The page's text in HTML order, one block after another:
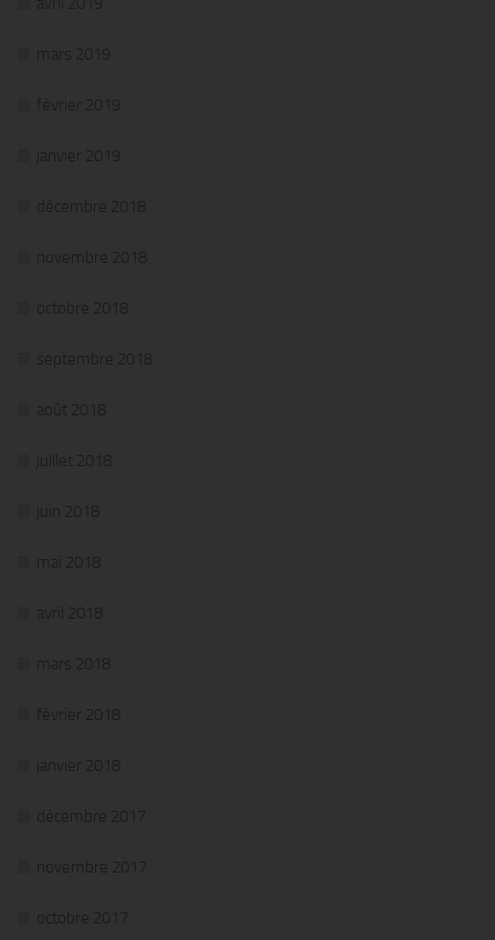
mars 2019
février 2019
janvier 2019
décembre 2018
novembre 2018
octobre 2018
septembre 2018
août 2018
juillet 2018
juin 2018
mai 2018
avril 2018
mars 2018
février 2018
janvier 2018
décembre 2017
novembre 2017
octobre 2017